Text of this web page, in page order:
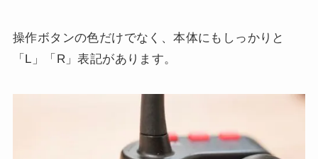
操作ボタンの色だけでなく、本体にもしっかりと
「L」「R」表記があります。